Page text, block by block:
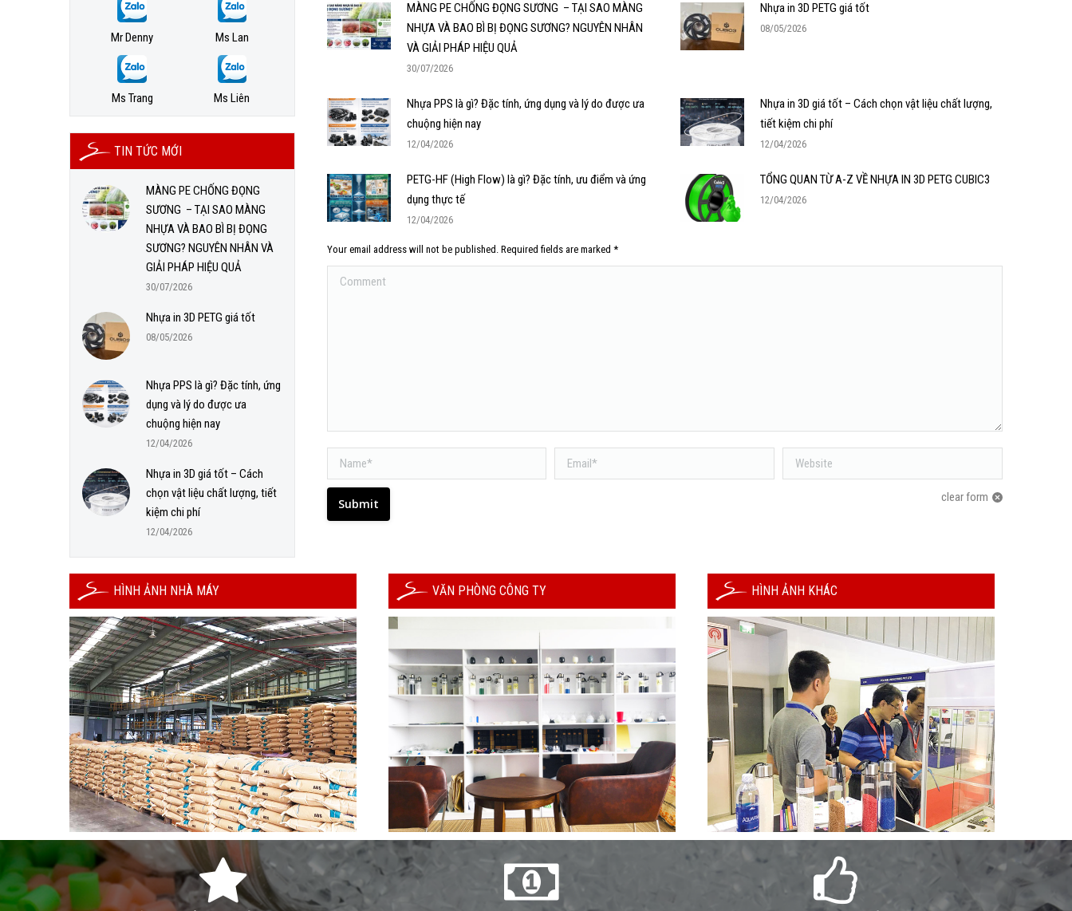
MÀNG PE CHỐNG ĐỌNG SƯƠNG – TẠI SAO MÀNG
NHỰA VÀ BAO BÌ BỊ ĐỌNG SƯƠNG? NGUYÊN NHÂN
VÀ GIẢI PHÁP HIỆU QUẢ
30/07/2026
Nhựa in 3D PETG giá tốt
08/05/2026
Nhựa PPS là gì? Đặc tính, ứng dụng và lý do được ưa
chuộng hiện nay
12/04/2026
Nhựa in 3D giá tốt – Cách chọn vật liệu chất lượng,
tiết kiệm chi phí
12/04/2026
PETG-HF (High Flow) là gì? Đặc tính, ưu điểm và ứng
dụng thực tế
12/04/2026
TỔNG QUAN TỪ A-Z VỀ NHỰA IN 3D PETG CUBIC3
12/04/2026
Your email address will not be published. Required fields are marked *
Comment
Name * Email * Website
clear form
Submit
Mr Denny Ms Lan
Ms Trang Ms Liên
TIN TỨC MỚI
MÀNG PE CHỐNG ĐỌNG
SƯƠNG – TẠI SAO MÀNG
NHỰA VÀ BAO BÌ BỊ ĐỌNG
SƯƠNG? NGUYÊN NHÂN VÀ
GIẢI PHÁP HIỆU QUẢ
30/07/2026
Nhựa in 3D PETG giá tốt
08/05/2026
Nhựa PPS là gì? Đặc tính, ứng
dụng và lý do được ưa
chuộng hiện nay
12/04/2026
Nhựa in 3D giá tốt – Cách
chọn vật liệu chất lượng, tiết
kiệm chi phí
12/04/2026
HÌNH ẢNH NHÀ MÁY VĂN PHÒNG CÔNG TY HÌNH ẢNH KHÁC